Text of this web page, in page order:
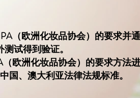
（欧洲化妆品协会）的要求并
试得到验证。
欧洲化妆品协会）的要求方法
国、澳大利亚法律法规标准。